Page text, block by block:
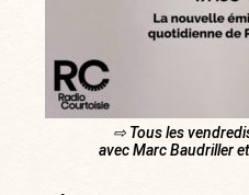
⇨ Tous les
avec Marc Baudriller